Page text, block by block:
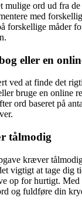
mulige ord ud fra
med
forskellige måder
eller en
ved at finde det
bruge en online
ord baseret på
tålmodig
kræver
vigtigt at tage dig
op for hurtigt.
og fuldføre din